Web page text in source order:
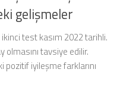
gelişmeler
test kasım 2022 tarihli.
tavsiye edilir.
iyileşme farklarını